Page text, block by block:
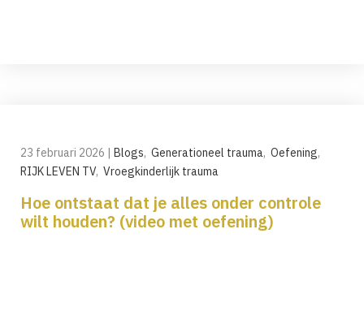
23 februari 2026 | Blogs, Generationeel trauma, Oefening,
RIJK LEVEN TV, Vroegkinderlijk trauma
Hoe ontstaat dat je alles onder controle
wilt houden? (video met oefening)